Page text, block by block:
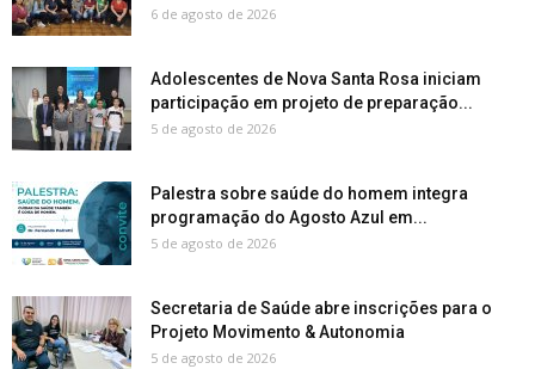
6 de agosto de 2026
Adolescentes de Nova Santa Rosa iniciam
participação em projeto de preparação...
5 de agosto de 2026
Palestra sobre saúde do homem integra
programação do Agosto Azul em...
5 de agosto de 2026
Secretaria de Saúde abre inscrições para o
Projeto Movimento & Autonomia
5 de agosto de 2026